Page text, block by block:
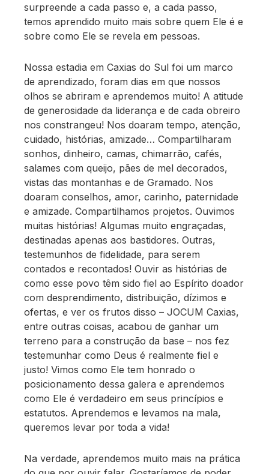
surpreende a cada passo e, a cada passo,
temos aprendido muito mais sobre quem Ele é e
sobre como Ele se revela em pessoas.
Nossa estadia em Caxias do Sul foi um marco
de aprendizado, foram dias em que nossos
olhos se abriram e aprendemos muito! A atitude
de generosidade da liderança e de cada obreiro
nos constrangeu! Nos doaram tempo, atenção,
cuidado, histórias, amizade… Compartilharam
sonhos, dinheiro, camas, chimarrão, cafés,
salames com queijo, pães de mel decorados,
vistas das montanhas e de Gramado. Nos
doaram conselhos, amor, carinho, paternidade
e amizade. Compartilhamos projetos. Ouvimos
muitas histórias! Algumas muito engraçadas,
destinadas apenas aos bastidores. Outras,
testemunhos de fidelidade, para serem
contados e recontados! Ouvir as histórias de
como esse povo têm sido fiel ao Espírito doador
com desprendimento, distribuição, dízimos e
ofertas, e ver os frutos disso – JOCUM Caxias,
entre outras coisas, acabou de ganhar um
terreno para a construção da base – nos fez
testemunhar como Deus é realmente fiel e
justo! Vimos como Ele tem honrado o
posicionamento dessa galera e aprendemos
como Ele é verdadeiro em seus princípios e
estatutos. Aprendemos e levamos na mala,
queremos levar por toda a vida!
Na verdade, aprendemos muito mais na prática